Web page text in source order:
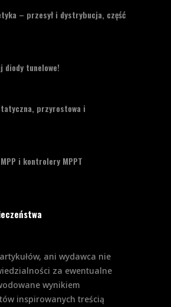
– przesył i dystrybucja, część
diody tunelowe!
przyrostowa i
i kontrolery MPPT
ani wydawca nie
za ewentualne
wynikiem
inspirowanych treścią